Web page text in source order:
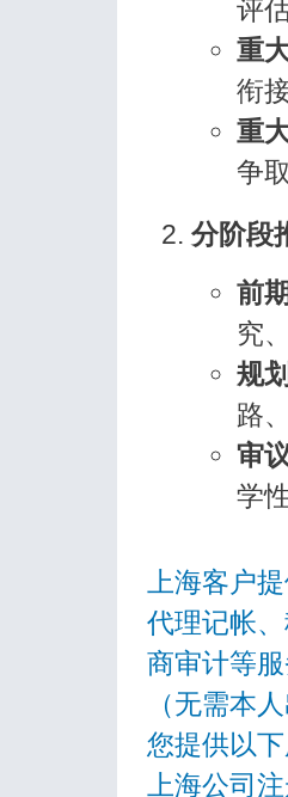
评
重
衔
重
争
分阶段
前
究
规
路
审
学
上海客户
代理记帐
商审计等
（无需本
您提供以
上海公司